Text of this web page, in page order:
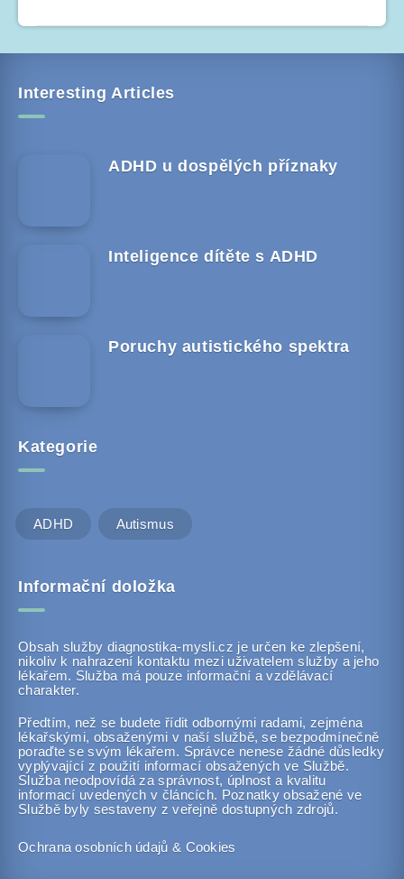
Interesting Articles
ADHD u dospělých příznaky
Inteligence dítěte s ADHD
Poruchy autistického spektra
Kategorie
ADHD Autismus
Informační doložka
Obsah služby diagnostika-mysli.cz je určen ke zlepšení,
nikoliv k nahrazení kontaktu mezi uživatelem služby a jeho
lékařem. Služba má pouze informační a vzdělávací
charakter.
Předtím, než se budete řídit odbornými radami, zejména
lékařskými, obsaženými v naší službě, se bezpodmínečně
poraďte se svým lékařem. Správce nenese žádné důsledky
vyplývající z použití informací obsažených ve Službě.
Služba neodpovídá za správnost, úplnost a kvalitu
informací uvedených v článcích. Poznatky obsažené ve
Službě byly sestaveny z veřejně dostupných zdrojů.
Ochrana osobních údajů & Cookies